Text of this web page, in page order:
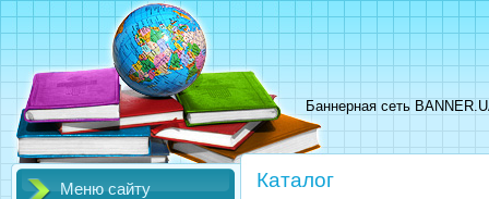
Баннерная сеть
Меню сайту Каталог